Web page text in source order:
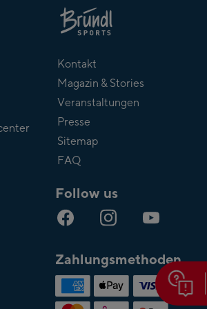
Bründl
Kontakt
Magazin & Stories
Veranstaltungen
Presse
Sitemap
FAQ
Follow us
Zahlungsmethoden